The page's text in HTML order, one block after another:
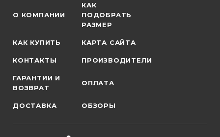
О КОМПАНИИ
КАК
ПОДОБРАТЬ
РАЗМЕР
КАК КУПИТЬ КАРТА САЙТА
КОНТАКТЫ ПРОИЗВОДИТЕЛИ
ГАРАНТИИ И
ВОЗВРАТ
ОПЛАТА
ДОСТАВКА ОБЗОРЫ